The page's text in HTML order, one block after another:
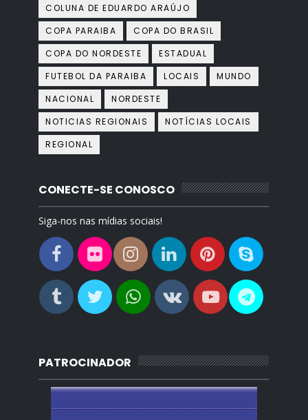
COLUNA DE EDUARDO ARAÚJO
COPA PARAIBA
COPA DO BRASIL
COPA DO NORDESTE
ESTADUAL
FUTEBOL DA PARAIBA
LOCAIS
MUNDO
NACIONAL
NORDESTE
NOTICIAS REGIONAIS
NOTÍCIAS LOCAIS
REGIONAL
CONECTE-SE CONOSCO
Siga-nos nas mídias sociais!
PATROCINADOR